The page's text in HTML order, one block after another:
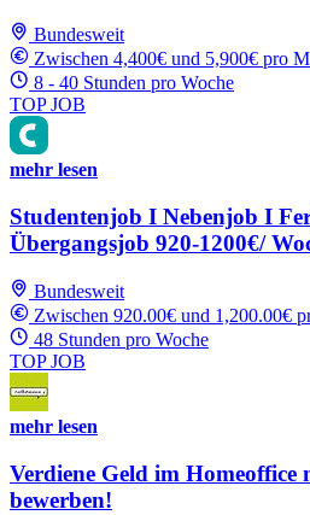
Bundesweit
Zwischen 4,400€ und 5,900€ pro
8 - 40 Stunden pro Woche
TOP JOB
mehr lesen
Studentenjob I Nebenjob I
Übergangsjob 920-1200€/
Bundesweit
Zwischen 920.00€ und 1,200.00€
48 Stunden pro Woche
TOP JOB
mehr lesen
Verdiene Geld im Homeoffice
bewerben!